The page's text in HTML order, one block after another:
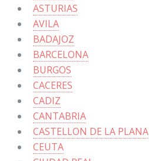
ASTURIAS
AVILA
BADAJOZ
BARCELONA
BURGOS
CACERES
CADIZ
CANTABRIA
CASTELLON DE LA PLANA
CEUTA